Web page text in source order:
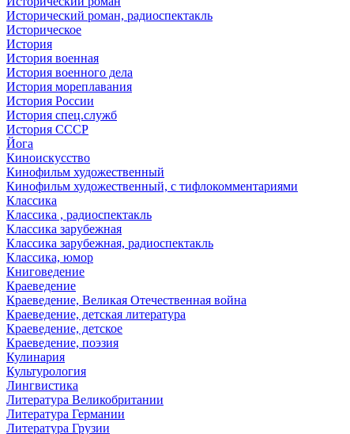
Исторический роман, радиоспектакль
Историческое
История
История военная
История военного дела
История мореплавания
История России
История спец.служб
История СССР
Йога
Киноискусство
Кинофильм художественный
Кинофильм художественный, с тифлокомментариями
Классика
Классика , радиоспектакль
Классика зарубежная
Классика зарубежная, радиоспектакль
Классика, юмор
Книговедение
Краеведение
Краеведение, Великая Отечественная война
Краеведение, детская литература
Краеведение, детское
Краеведение, поэзия
Кулинария
Культурология
Лингвистика
Литература Великобритании
Литература Германии
Литература Грузии